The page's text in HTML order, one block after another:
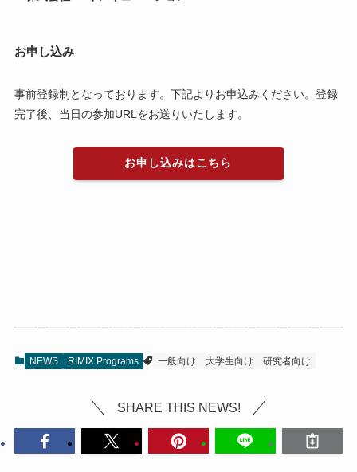
お申し込み
事前登録制となっております。下記よりお申込みください。登録
完了後、当日の参加URLをお送りいたします。
お申し込みはこちら
NEWS RIMIX Programs 一般向け 大学生向け 研究者向け
SHARE THIS NEWS!